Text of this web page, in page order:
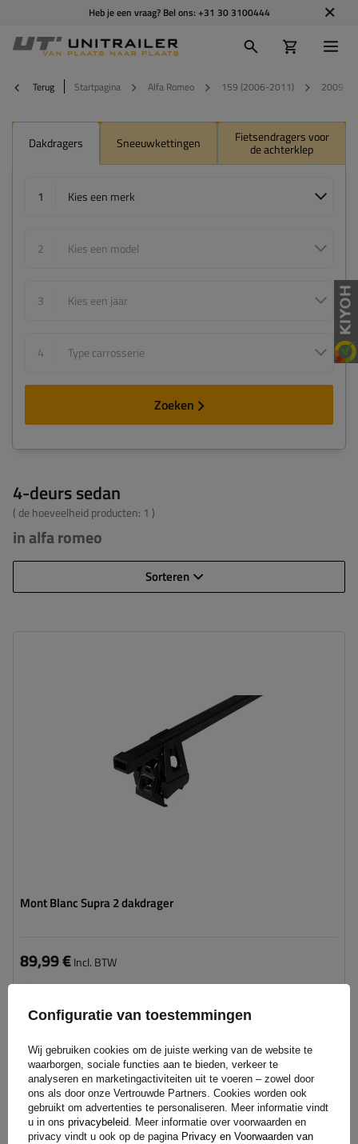
Heb je een vraag? Bel ons: +31 30 3100444
Terug Startpagina Alfa Romeo 159 (2006-2011) 2009
Dakdragers Sneeuwkettingen Fietsendragers voor
de achterklep
1 Kies een merk
2 Kies een model
3 Kies een jaar
4 Type carrosserie
Zoeken
4-deurs sedan
( de hoeveelheid producten: 1 )
in alfa romeo
Sorteren
Mont Blanc Supra 2 dakdrager
89,99 €Incl. BTW
Product beschikbaar in grote hoeveelheden
We verzenden al
winkelwagen
toevoegen
Configuratie van toestemmingen
Wij gebruiken cookies om de juiste werking van de website te
waarborgen, sociale functies aan te bieden, verkeer te
analyseren en marketingactiviteiten uit te voeren – zowel door
ons als door onze Vertrouwde Partners. Cookies worden ook
gebruikt om advertenties te personaliseren. Meer informatie vindt
u in ons privacybeleid. Meer informatie over voorwaarden en
privacy vindt u ook op de pagina Privacy en Voorwaarden van